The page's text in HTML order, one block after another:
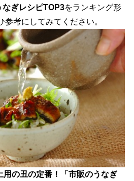
なぎレシピTOP3をランキング形
考にしてみてください。
の丑の定番！「市販のうなぎ